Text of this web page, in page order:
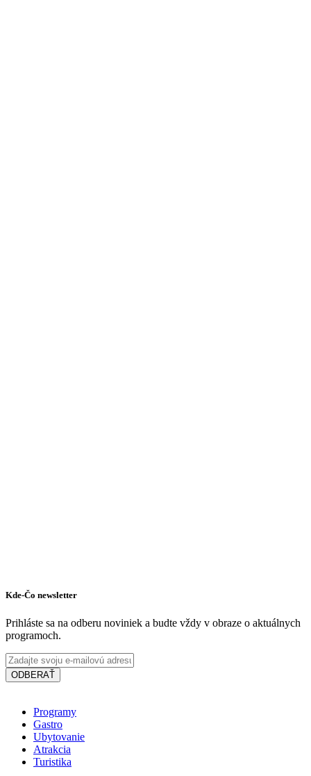
PLATZ Bistro & Bar
Kde-Čo newsletter
Prihláste sa na odberu noviniek a budte vždy v obraze o aktuálnych
programoch.
ODBERAŤ
Programy
Gastro
Ubytovanie
Atrakcia
Turistika